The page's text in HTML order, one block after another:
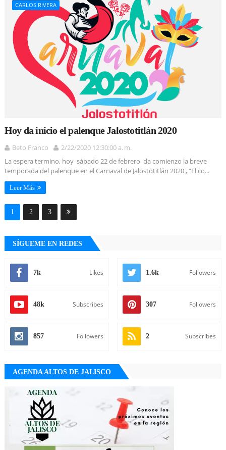
CARLOS RIVERA
Hoy da inicio el palenque Jalostotitlán 2020
Beto Franco
2/22/2020 12:30:00 a. m.
La espera termino, hoy sábado 22 de febrero da comienzo la breve
temporada del palenque en el Carnaval de Jalostotitlán 2020 , “El co...
Leer Más
1 2 3
SÍGUEME EN REDES
7k Likes 1.6k Followers
48k Subscribes 307 Followers
857 Followers 2 Subscribes
AGENDA ALTOS DE JALISCO